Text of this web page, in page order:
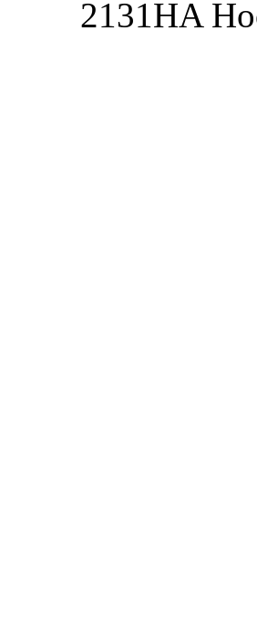
2131HA